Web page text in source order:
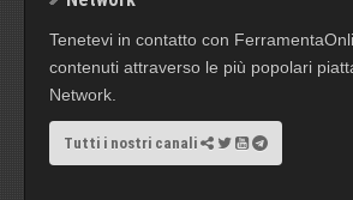
Tenetevi in contatto con
contenuti attraverso le più popolari
Network.
Tutti i nostri canali